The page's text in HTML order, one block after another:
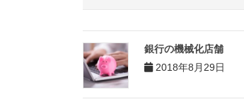
銀行の機械化店舗
2018年8月29日